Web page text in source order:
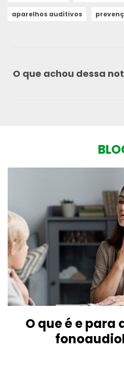
aparelhos auditivos
O que achou dessa
O que é e para